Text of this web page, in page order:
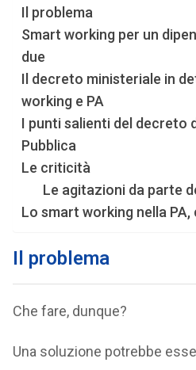
Il problema
Smart working per un
due
Il decreto ministeriale in
working e PA
I punti salienti del decreto
Pubblica
Le criticità
Le agitazioni da parte
Lo smart working nella
Il problema
Che fare, dunque?
Una soluzione potrebbe